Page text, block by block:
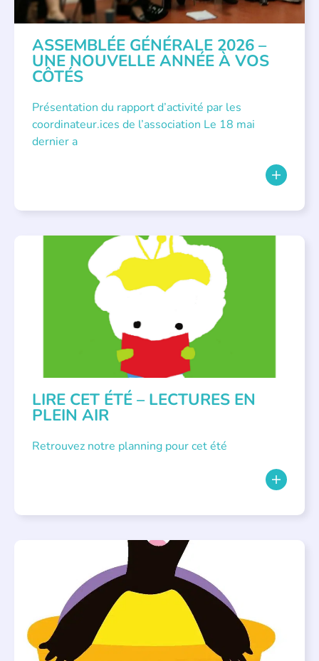
ASSEMBLÉE GÉNÉRALE 2026 –
UNE NOUVELLE ANNÉE À VOS
CÔTÉS
Présentation du rapport d’activité par les
coordinateur.ices de l’association Le 18 mai
dernier a
BIBLIOTHÈQUES ÉVÉNEMENTS , LECTURE INDIVIDUALISÉE
LITTÉRATURE JEUNESSE
LIRE CET ÉTÉ – LECTURES EN
PLEIN AIR
Retrouvez notre planning pour cet été